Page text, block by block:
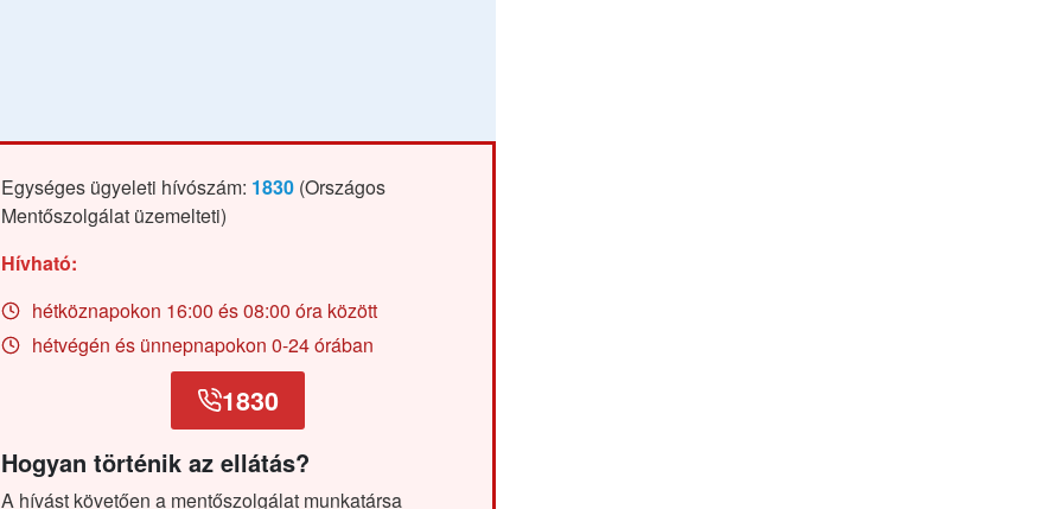
Egységes ügyeleti hívószám: 1830 (Országos
Mentőszolgálat üzemelteti)
Hívható:
hétköznapokon 16:00 és 08:00 óra között
hétvégén és ünnepnapokon 0-24 órában
1830
Hogyan történik az ellátás?
A hívást követően a mentőszolgálat munkatársa